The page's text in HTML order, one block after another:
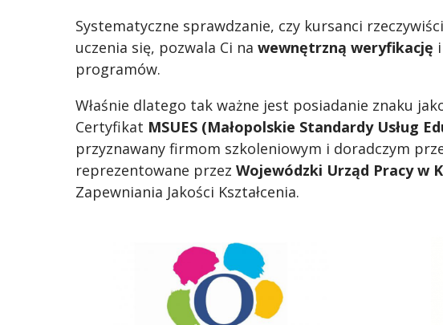
Systematyczne sprawdzanie, czy kursanci
uczenia się, pozwala Ci na wewnętrzną weryfikację
programów.
Właśnie dlatego tak ważne jest posiadanie znaku
Certyfikat MSUES (Małopolskie Standardy Usług
przyznawany firmom szkoleniowym i doradczym
reprezentowane przez Wojewódzki Urząd Pracy w
Zapewniania Jakości Kształcenia.